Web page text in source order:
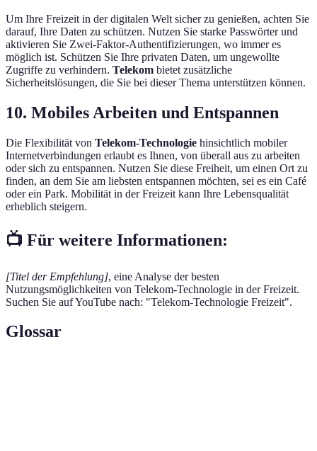
Um Ihre Freizeit in der digitalen Welt sicher zu genießen, achten Sie
darauf, Ihre Daten zu schützen. Nutzen Sie starke Passwörter und
aktivieren Sie Zwei-Faktor-Authentifizierungen, wo immer es
möglich ist. Schützen Sie Ihre privaten Daten, um ungewollte
Zugriffe zu verhindern. Telekom bietet zusätzliche
Sicherheitslösungen, die Sie bei dieser Thema unterstützen können.
10. Mobiles Arbeiten und Entspannen
Die Flexibilität von Telekom-Technologie hinsichtlich mobiler
Internetverbindungen erlaubt es Ihnen, von überall aus zu arbeiten
oder sich zu entspannen. Nutzen Sie diese Freiheit, um einen Ort zu
finden, an dem Sie am liebsten entspannen möchten, sei es ein Café
oder ein Park. Mobilität in der Freizeit kann Ihre Lebensqualität
erheblich steigern.
📺 Für weitere Informationen:
[Titel der Empfehlung], eine Analyse der besten
Nutzungsmöglichkeiten von Telekom-Technologie in der Freizeit.
Suchen Sie auf YouTube nach: "Telekom-Technologie Freizeit".
Glossar